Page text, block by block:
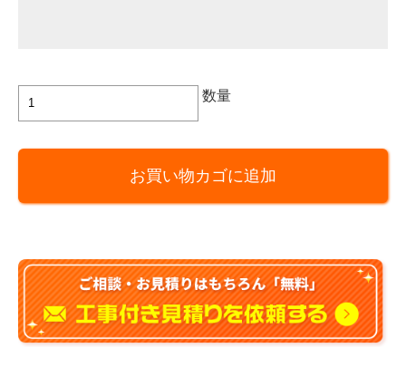
数量
Panasonic
気
機
ラ
ン
ド
お買い物カゴに追加